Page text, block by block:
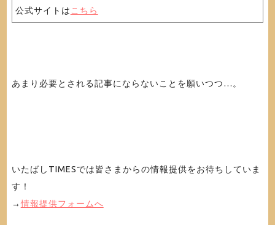
公式サイトは こちら
あまり必要とされる記事にならないことを願いつつ…。
いたばしTIMESでは皆さまからの情報提供をお待ちしていま
す！
→情報提供フォームへ